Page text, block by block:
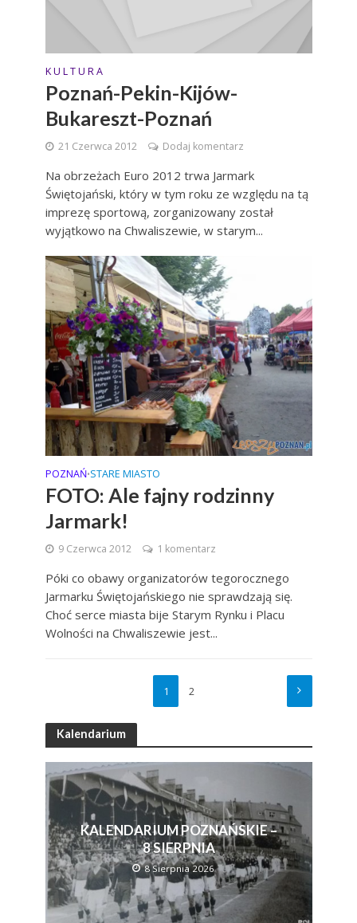
K U L T U R A
Poznań-Pekin-Kijów-
Bukareszt-Poznań
21 Czerwca 2012 Dodaj komentarz
Na obrzeżach Euro 2012 trwa Jarmark
Świętojański, który w tym roku ze względu na tą
imprezę sportową, zorganizowany został
wyjątkowo na Chwaliszewie, w starym...
POZNAŃ•STARE MIASTO
FOTO: Ale fajny rodzinny
Jarmark!
9 Czerwca 2012 1 komentarz
Póki co obawy organizatorów tegorocznego
Jarmarku Świętojańskiego nie sprawdzają się.
Choć serce miasta bije Starym Rynku i Placu
Wolności na Chwaliszewie jest...
1 2
Kalendarium
KALENDARIUM POZNAŃSKIE –
8 SIERPNIA
8 Sierpnia 2026